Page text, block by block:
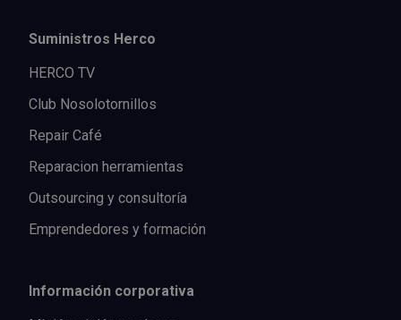
Suministros Herco
HERCO TV
Club Nosolotornillos
Repair Café
Reparacion herramientas
Outsourcing y consultoría
Emprendedores y formación
Información corporativa